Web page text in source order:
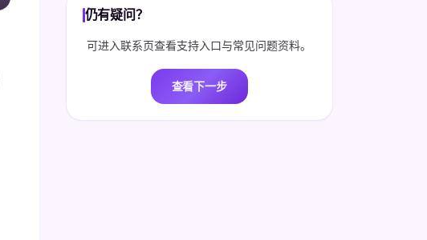
仍有疑问？
可进入联系页查看支持入口与常见问题资料。
查看下一步